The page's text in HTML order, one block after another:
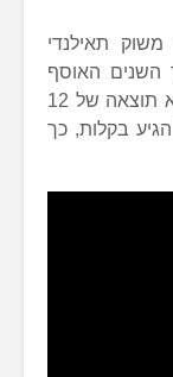
תאילנדי
השנים האוסף
הלך וגדל. מה שרואים היום במוזיאון הוא תוצאה של 12
בקלות, כך